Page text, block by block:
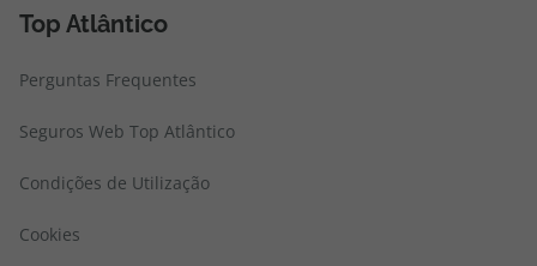
Top Atlântico
Perguntas Frequentes
Seguros Web Top Atlântico
Condições de Utilização
Cookies